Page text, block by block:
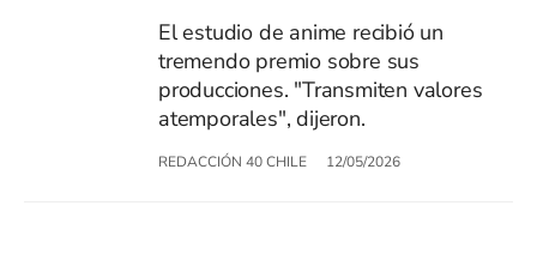
El estudio de anime recibió un
tremendo premio sobre sus
producciones. "Transmiten valores
atemporales", dijeron.
REDACCIÓN 40 CHILE 12/05/2026